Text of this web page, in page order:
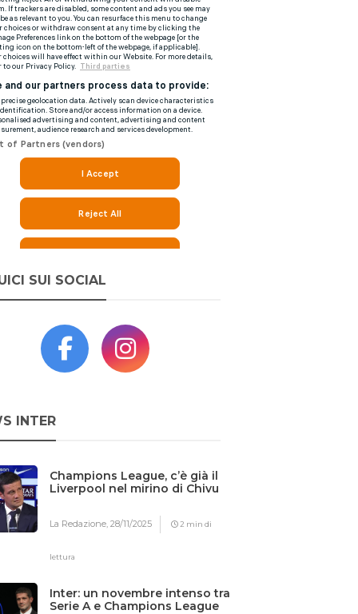
SUI SOCIAL
INTER
Champions League, c’è già il
Liverpool nel mirino di Chivu
La Redazione,28/11/2025 2 min di
lettura
Inter: un novembre intenso tra
Serie A e Champions League